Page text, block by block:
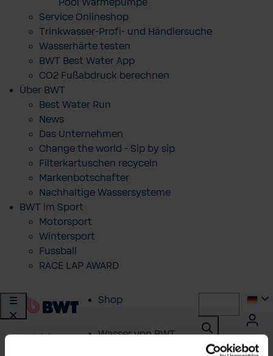
Pool Wärmepumpe
Service Onlineshop
Trinkwasser-Profi- und Händlersuche
Wasserhärte testen
BWT Best Water App
CO2 Fußabdruck berechnen
Über BWT
Best Water Run
News
Das Unternehmen
Change the world - Sip by sip
Filterkartuschen recyceln
Markenbotschafter
Nachhaltige Wassersysteme
BWT im Sport
Motorsport
Wintersport
Fussball
RACE LAP AWARD
Shop
Wasser von BWT
zurück |